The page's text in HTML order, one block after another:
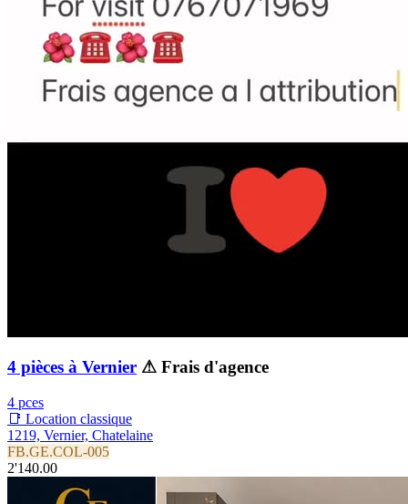
4 pièces à Vernier ⚠ Frais d'agence
4 pces
📑 Location classique
1219, Vernier, Chatelaine
FB.GE.COL-005
2'140.00